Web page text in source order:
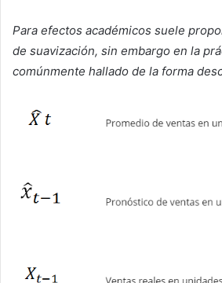
Para efectos académicos suele
de suavización, sin embargo en la
comúnmente hallado de la forma